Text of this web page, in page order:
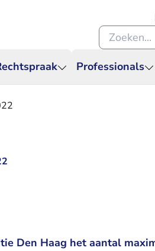
Professionals
Zoeken
Den Haag het aantal